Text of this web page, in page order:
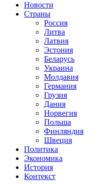
Новости
Страны
Россия
Литва
Латвия
Эстония
Беларусь
Украина
Молдавия
Германия
Грузия
Дания
Норвегия
Польша
Финляндия
Швеция
Политика
Экономика
История
Контекст